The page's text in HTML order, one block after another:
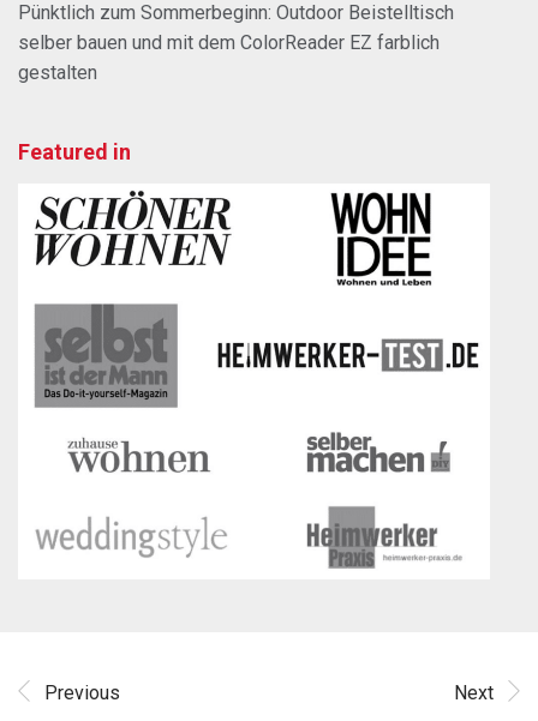
Pünktlich zum Sommerbeginn: Outdoor Beistelltisch
selber bauen und mit dem ColorReader EZ farblich
gestalten
Featured in
Previous Next